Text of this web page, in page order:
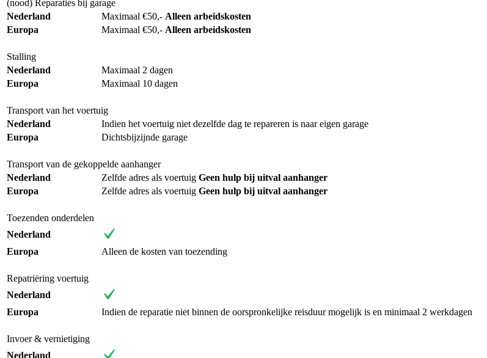
(nood) Reparaties bij garage
Nederland
Maximaal €50,- Alleen arbeidskosten
Europa
Maximaal €50,- Alleen arbeidskosten
Stalling
Nederland
Maximaal 2 dagen
Europa
Maximaal 10 dagen
Transport van het voertuig
Nederland
Indien het voertuig niet dezelfde dag te repareren is naar eigen garage
Europa
Dichtsbijzijnde garage
Transport van de gekoppelde aanhanger
Nederland
Zelfde adres als voertuig Geen hulp bij uitval aanhanger
Europa
Zelfde adres als voertuig Geen hulp bij uitval aanhanger
Toezenden onderdelen
Nederland
Europa
Alleen de kosten van toezending
Repatriëring voertuig
Nederland
Europa
Indien de reparatie niet binnen de oorspronkelijke reisduur mogelijk is en minimaal 2 werkdagen
Invoer & vernietiging
Nederland